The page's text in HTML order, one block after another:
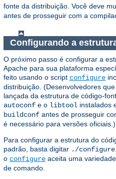
fonte da distribuição. Você deve
antes de prosseguir com a
Configurando a
O próximo passo é configurar a
Apache para sua plataforma
feito usando o script configure
distribuição. (Desenvolvedores
lançada da estrutura de código-
autoconf e o libtool instalados
buildconf antes de prosseguir
é necessário para versões oficiais.)
Para configurar a estrutura do
padrão, basta digitar ./configure
o configure aceita uma
de comando.